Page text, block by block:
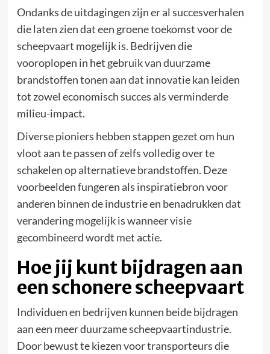
Ondanks de uitdagingen zijn er al succesverhalen
die laten zien dat een groene toekomst voor de
scheepvaart mogelijk is. Bedrijven die
vooroplopen in het gebruik van duurzame
brandstoffen tonen aan dat innovatie kan leiden
tot zowel economisch succes als verminderde
milieu-impact.
Diverse pioniers hebben stappen gezet om hun
vloot aan te passen of zelfs volledig over te
schakelen op alternatieve brandstoffen. Deze
voorbeelden fungeren als inspiratiebron voor
anderen binnen de industrie en benadrukken dat
verandering mogelijk is wanneer visie
gecombineerd wordt met actie.
Hoe jij kunt bijdragen aan
een schonere scheepvaart
Individuen en bedrijven kunnen beide bijdragen
aan een meer duurzame scheepvaartindustrie.
Door bewust te kiezen voor transporteurs die